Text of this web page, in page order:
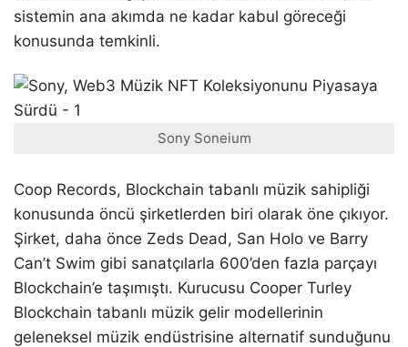
sistemin ana akımda ne kadar kabul göreceği
konusunda temkinli.
Sony Soneium
Coop Records, Blockchain tabanlı müzik sahipliği
konusunda öncü şirketlerden biri olarak öne çıkıyor.
Şirket, daha önce Zeds Dead, San Holo ve Barry
Can’t Swim gibi sanatçılarla 600’den fazla parçayı
Blockchain’e taşımıştı. Kurucusu Cooper Turley
Blockchain tabanlı müzik gelir modellerinin
geleneksel müzik endüstrisine alternatif sunduğunu